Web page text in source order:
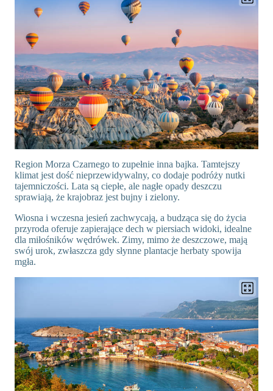
Region Morza Czarnego to zupełnie inna bajka. Tamtejszy
klimat jest dość nieprzewidywalny, co dodaje podróży nutki
tajemniczości. Lata są ciepłe, ale nagłe opady deszczu
sprawiają, że krajobraz jest bujny i zielony.
Wiosna i wczesna jesień zachwycają, a budząca się do życia
przyroda oferuje zapierające dech w piersiach widoki, idealne
dla miłośników wędrówek. Zimy, mimo że deszczowe, mają
swój urok, zwłaszcza gdy słynne plantacje herbaty spowija
mgła.